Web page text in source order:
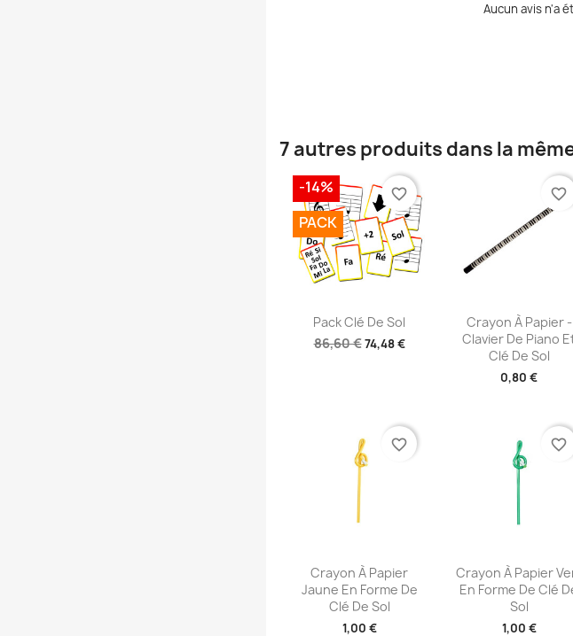
Aucun avis n'a
7 autres produits dans la
Aperçu rapide
Pack Clé De Sol
86,60 €74,48 €
-14%
PACK
favorite_border
Aperçu rapide
Crayon À Papier -
Clavier De Piano
Clé De Sol
0,80 €
favorite_border
Aperçu rapide
Crayon À Papier
Jaune En Forme De
Clé De Sol
1,00 €
favorite_border
Aperçu
Crayon À Papier
En Forme De Clé
Sol
1,00 €
favorite_border